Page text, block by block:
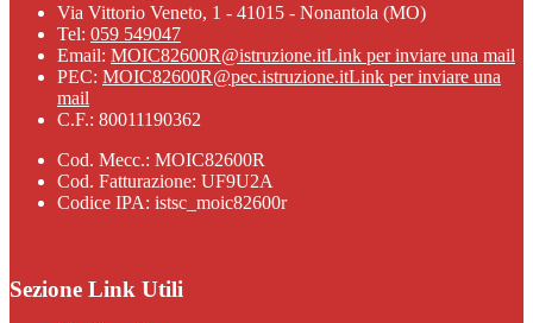
Via Vittorio Veneto, 1 - 41015 - Nonantola (MO)
Tel: 059 549047
Email: MOIC82600R@istruzione.itLink per inviare una mail
PEC: MOIC82600R@pec.istruzione.itLink per inviare una
mail
C.F.: 80011190362
Cod. Mecc.: MOIC82600R
Cod. Fatturazione: UF9U2A
Codice IPA: istsc_moic82600r
Sezione Link Utili